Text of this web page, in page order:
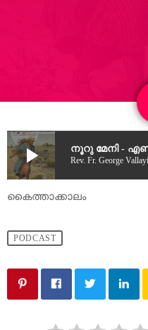
play_arrow നൂറു മേനി -
Rev. Fr. George
കൈത്താക്കാലം
PODCAST